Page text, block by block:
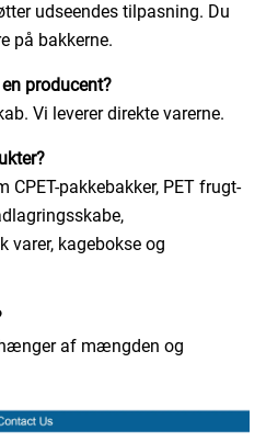
udseendes tilpasning. Du
på bakkerne.
producent?
Vi leverer direkte varerne.
CPET-pakkebakker, PET frugt-
varer, kagebokse og
af mængden og